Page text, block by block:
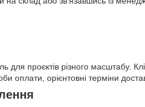
для проєктів різного масштабу.
оплати, орієнтовні терміни